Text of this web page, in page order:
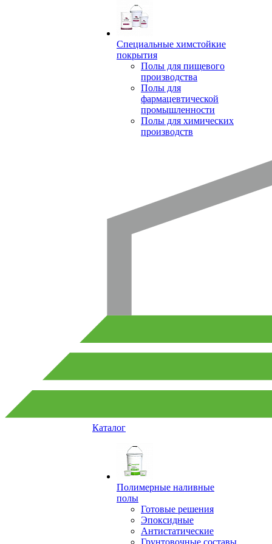
Специальные химстойкие
покрытия
Полы для пищевого
производства
Полы для
фармацевтической
промышленности
Полы для химических
производств
Каталог
Полимерные наливные
полы
Готовые решения
Эпоксидные
Антистатические
Грунтовочные составы